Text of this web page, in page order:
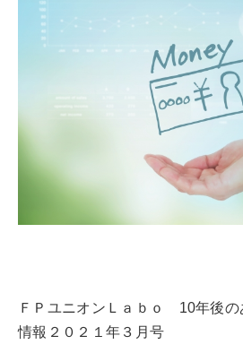
ＦＰユニオンＬａｂｏ 10年後の
情報２０２１年３月号